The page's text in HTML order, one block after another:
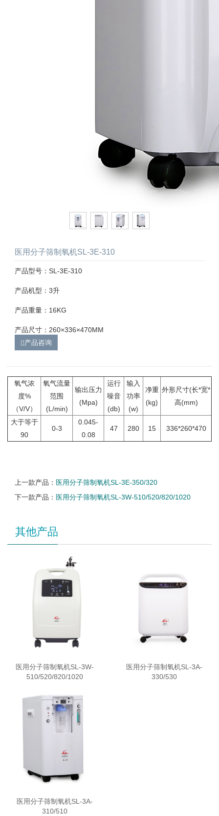
医用分子筛制氧机SL-3E-310
产品型号：SL-3E-310
产品机型：3升
产品重量：16KG
产品尺寸：260×336×470MM
产品咨询
氧气浓
度%
（V/V）
氧气流量
范围
(L/min)
输出压力
(Mpa)
运行
噪音
(db)
输入
功率
(w)
净重
(kg)
外形尺寸(长*宽*
高(mm)
大于等于
90
0-3
0.045-
0.08
47 280 15 336*260*470
上一款产品： 医用分子筛制氧机SL-3E-350/320
下一款产品： 医用分子筛制氧机SL-3W-510/520/820/1020
其他产品
医用分子筛制氧机SL-3W-
510/520/820/1020
医用分子筛制氧机SL-3A-
330/530
医用分子筛制氧机SL-3A-
310/510